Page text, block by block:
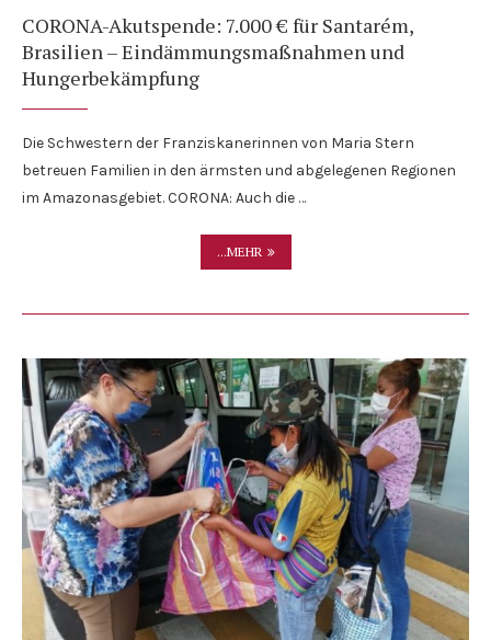
CORONA-Akutspende: 7.000 € für Santarém,
Brasilien – Eindämmungsmaßnahmen und
Hungerbekämpfung
Die Schwestern der Franziskanerinnen von Maria Stern
betreuen Familien in den ärmsten und abgelegenen Regionen
im Amazonasgebiet. CORONA: Auch die …
...MEHR